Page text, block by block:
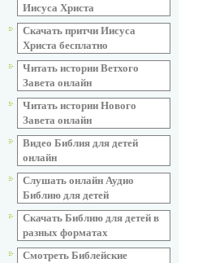
Иисуса Христа
Скачать притчи Иисуса
Христа бесплатно
Читать истории Ветхого
Завета онлайн
Читать истории Нового
Завета онлайн
Видео Библия для детей
онлайн
Слушать онлайн Аудио
Библию для детей
Скачать Библию для детей в
разных форматах
Смотреть Библейские